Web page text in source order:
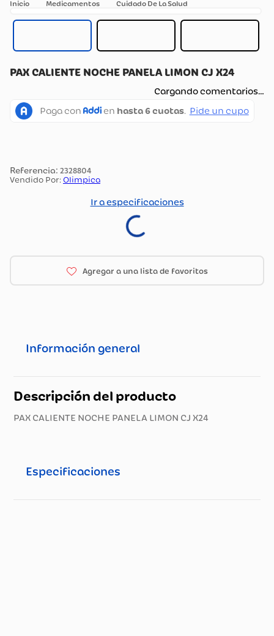
Medicamentos Cuidado De La Salud
PAX CALIENTE NOCHE PANELA LIMON CJ X24
Cargando comentarios…
: 2328804
Vendido Por: Olimpica
Ir a especificaciones
Información general
Descripción del producto
PAX CALIENTE NOCHE PANELA LIMON CJ X24
Especificaciones